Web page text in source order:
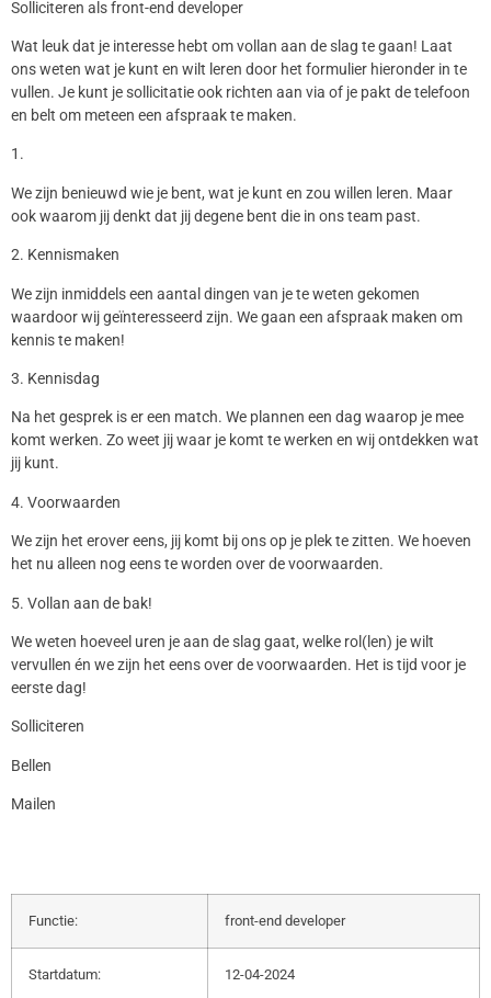
Solliciteren als front-end developer
Wat leuk dat je interesse hebt om vollan aan de slag te gaan! Laat
ons weten wat je kunt en wilt leren door het formulier hieronder in te
vullen. Je kunt je sollicitatie ook richten aan via of je pakt de telefoon
en belt om meteen een afspraak te maken.
1.
We zijn benieuwd wie je bent, wat je kunt en zou willen leren. Maar
ook waarom jij denkt dat jij degene bent die in ons team past.
2. Kennismaken
We zijn inmiddels een aantal dingen van je te weten gekomen
waardoor wij geïnteresseerd zijn. We gaan een afspraak maken om
kennis te maken!
3. Kennisdag
Na het gesprek is er een match. We plannen een dag waarop je mee
komt werken. Zo weet jij waar je komt te werken en wij ontdekken wat
jij kunt.
4. Voorwaarden
We zijn het erover eens, jij komt bij ons op je plek te zitten. We hoeven
het nu alleen nog eens te worden over de voorwaarden.
5. Vollan aan de bak!
We weten hoeveel uren je aan de slag gaat, welke rol(len) je wilt
vervullen én we zijn het eens over de voorwaarden. Het is tijd voor je
eerste dag!
Solliciteren
Bellen
Mailen
Functie: front-end developer
Startdatum: 12-04-2024